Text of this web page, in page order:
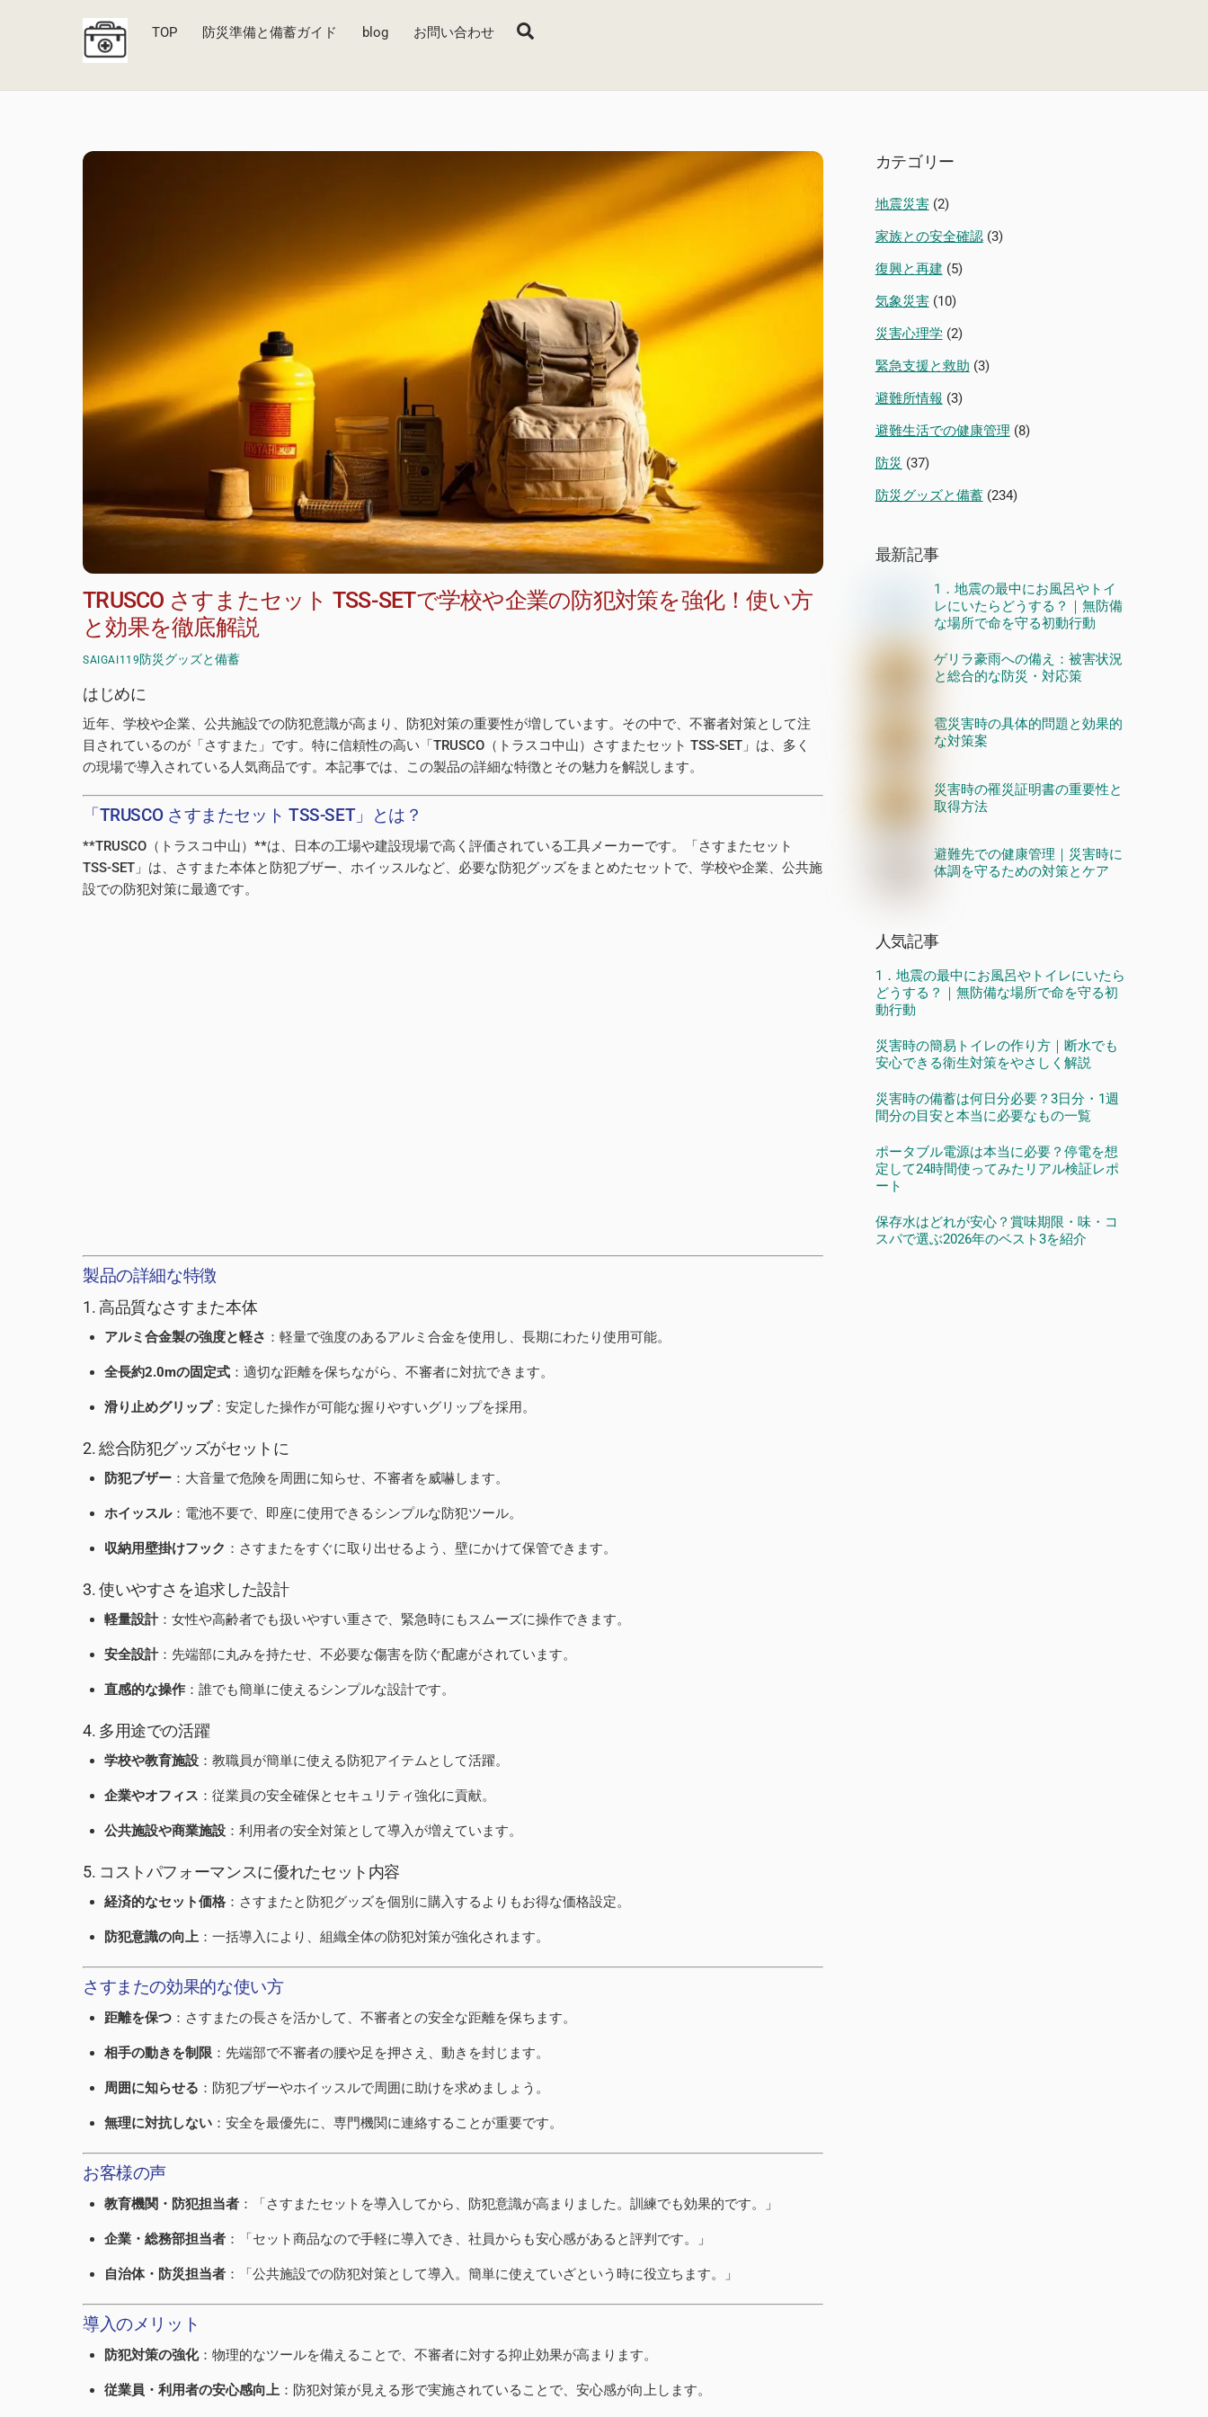
TOP 防災準備と備蓄ガイド blog お問い合わせ
TRUSCO さすまたセット TSS-SETで学校や企業の防犯対策を強化！使い方
と効果を徹底解説
SAIGAI119防災グッズと備蓄
はじめに
近年、学校や企業、公共施設での防犯意識が高まり、防犯対策の重要性が増しています。その中で、不審者対策として注
目されているのが「さすまた」です。特に信頼性の高い「TRUSCO（トラスコ中山）さすまたセット TSS-SET」は、多く
の現場で導入されている人気商品です。本記事では、この製品の詳細な特徴とその魅力を解説します。
「TRUSCO さすまたセット TSS-SET」とは？
**TRUSCO（トラスコ中山）**は、日本の工場や建設現場で高く評価されている工具メーカーです。「さすまたセット
TSS-SET」は、さすまた本体と防犯ブザー、ホイッスルなど、必要な防犯グッズをまとめたセットで、学校や企業、公共施
設での防犯対策に最適です。
製品の詳細な特徴
1. 高品質なさすまた本体
アルミ合金製の強度と軽さ ：軽量で強度のあるアルミ合金を使用し、長期にわたり使用可能。
全長約2.0mの固定式 ：適切な距離を保ちながら、不審者に対抗できます。
滑り止めグリップ：安定した操作が可能な握りやすいグリップを採用。
2. 総合防犯グッズがセットに
防犯ブザー ：大音量で危険を周囲に知らせ、不審者を威嚇します。
ホイッスル：電池不要で、即座に使用できるシンプルな防犯ツール。
収納用壁掛けフック ：さすまたをすぐに取り出せるよう、壁にかけて保管できます。
3. 使いやすさを追求した設計
軽量設計：女性や高齢者でも扱いやすい重さで、緊急時にもスムーズに操作できます。
安全設計：先端部に丸みを持たせ、不必要な傷害を防ぐ配慮がされています。
直感的な操作 ：誰でも簡単に使えるシンプルな設計です。
4. 多用途での活躍
学校や教育施設 ：教職員が簡単に使える防犯アイテムとして活躍。
企業やオフィス ：従業員の安全確保とセキュリティ強化に貢献。
公共施設や商業施設 ：利用者の安全対策として導入が増えています。
5. コストパフォーマンスに優れたセット内容
経済的なセット価格 ：さすまたと防犯グッズを個別に購入するよりもお得な価格設定。
防犯意識の向上 ：一括導入により、組織全体の防犯対策が強化されます。
さすまたの効果的な使い方
距離を保つ ：さすまたの長さを活かして、不審者との安全な距離を保ちます。
相手の動きを制限 ：先端部で不審者の腰や足を押さえ、動きを封じます。
周囲に知らせる ：防犯ブザーやホイッスルで周囲に助けを求めましょう。
無理に対抗しない ：安全を最優先に、専門機関に連絡することが重要です。
お客様の声
教育機関・防犯担当者 ：「さすまたセットを導入してから、防犯意識が高まりました。訓練でも効果的です。」
企業・総務部担当者 ：「セット商品なので手軽に導入でき、社員からも安心感があると評判です。」
自治体・防災担当者 ：「公共施設での防犯対策として導入。簡単に使えていざという時に役立ちます。」
導入のメリット
防犯対策の強化：物理的なツールを備えることで、不審者に対する抑止効果が高まります。
従業員・利用者の安心感向上 ：防犯対策が見える形で実施されていることで、安心感が向上します。
カテゴリー
地震災害(2)
家族との安全確認(3)
復興と再建 (5)
気象災害(10)
災害心理学(2)
緊急支援と救助 (3)
避難所情報 (3)
避難生活での健康管理 (8)
防災 (37)
防災グッズと備蓄(234)
最新記事
1．地震の最中にお風呂やトイ
レにいたらどうする？｜無防備
な場所で命を守る初動行動
ゲリラ豪雨への備え：被害状況
と総合的な防災・対応策
雹災害時の具体的問題と効果的
な対策案
災害時の罹災証明書の重要性と
取得方法
避難先での健康管理｜災害時に
体調を守るための対策とケア
人気記事
1．地震の最中にお風呂やトイレにいたら
どうする？｜無防備な場所で命を守る初
動行動
災害時の簡易トイレの作り方｜断水でも
安心できる衛生対策をやさしく解説
災害時の備蓄は何日分必要？3日分・1週
間分の目安と本当に必要なもの一覧
ポータブル電源は本当に必要？停電を想
定して24時間使ってみたリアル検証レポ
ート
保存水はどれが安心？賞味期限・味・コ
スパで選ぶ2026年のベスト3を紹介